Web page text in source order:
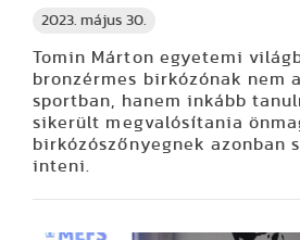
2023. május 30.
Tomin Márton egyetemi
bronzérmes birkózónak nem
sportban, hanem inkább
sikerült megvalósítania
birkózószőnyegnek azonban
inteni.